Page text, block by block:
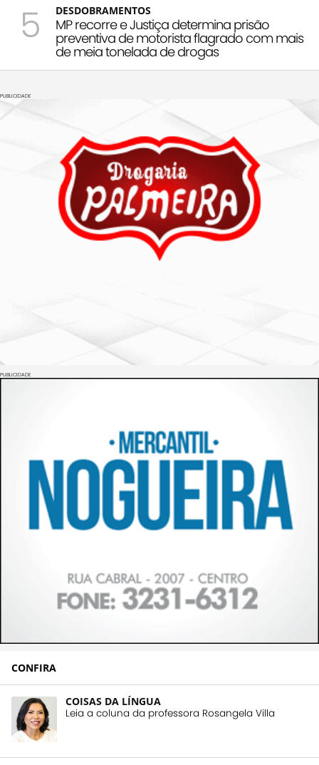
5 DESDOBRAMENTOS
MP recorre e Justiça determina prisão
preventiva de motorista flagrado com mais
de meia tonelada de drogas
PUBLICIDADE
PUBLICIDADE
CONFIRA
COISAS DA LÍNGUA
Leia a coluna da professora Rosangela Villa